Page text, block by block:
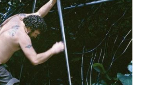
I Know 09. Rockixe 10. White Wings 11.
Sing, Let me Sing 13. Se o Rádio não Toca
87 MB - ZiP - MP3 - 320 Kbps -
- Google Drive - Box - MEGA -